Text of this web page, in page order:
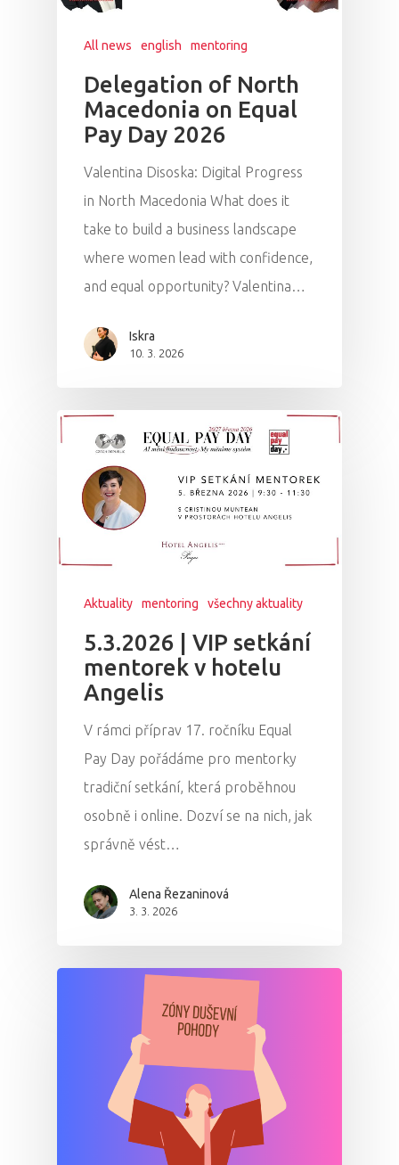
All news english mentoring
Delegation of North
Macedonia on Equal
Pay Day 2026
Valentina Disoska: Digital Progress
in North Macedonia What does it
take to build a business landscape
where women lead with confidence,
and equal opportunity? Valentina…
Iskra
10. 3. 2026
Aktuality mentoring všechny aktuality
5.3.2026 | VIP setkání
mentorek v hotelu
Angelis
V rámci příprav 17. ročníku Equal
Pay Day pořádáme pro mentorky
tradiční setkání, která proběhnou
osobně i online. Dozví se na nich, jak
správně vést…
Alena Řezaninová
3. 3. 2026